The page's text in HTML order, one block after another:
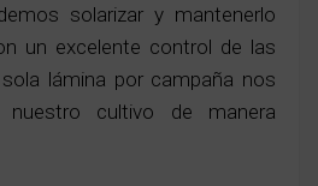
solarizar y mantenerlo
un excelente control de las
lámina por campaña nos
nuestro cultivo de manera